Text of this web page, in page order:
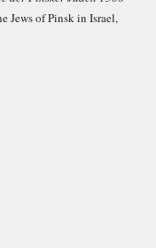
Jews of Pinsk in Israel,